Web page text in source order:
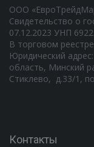
Контакты
ООО
Свидетельство о
07.12.2023 УНП
В торговом
Юридический
область, Минский
Стиклево, д.33/1,